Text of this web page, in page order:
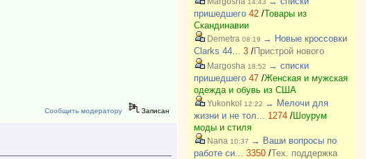
Сообщить модератору Записан
14:43
пришедшего 42/Товары из
Скандинавии
Demetra 08:19 → Новые кроссовки
Clarks 44... 3/Пристрой нового
Margosha 18:52 → списки
пришедшего 47/Женская и мужская
одежда и обувь из США
Yukonkol 12:22 → Мелочи для
жизни и не тол... 1274/Шоурум
моды и стиля
Nana 10:37 → Ваши вопросы по
работе си... 3350/Тех. поддержка